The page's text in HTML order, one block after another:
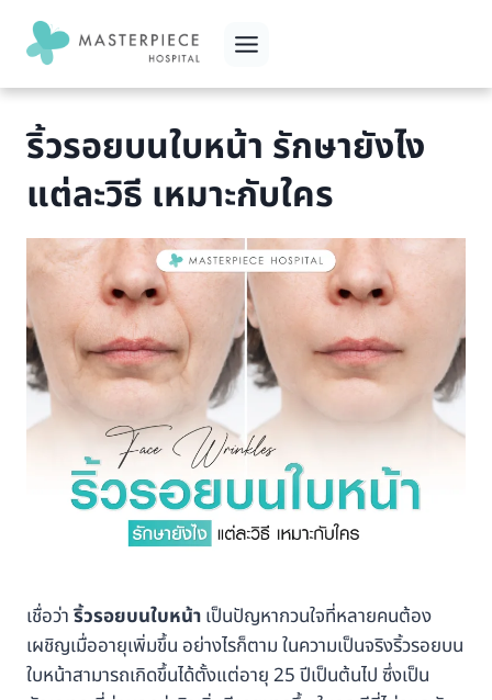
content
ริ้วรอยบนใบหน้า รักษายังไง
แต่ละวิธี เหมาะกับใคร
เชื่อว่าริ้วรอยบนใบหน้าเป็นปัญหากวนใจที่หลายคนต้อง
เผชิญเมื่ออายุเพิ่มขึ้น อย่างไรก็ตาม ในความเป็นจริงริ้วรอยบน
ใบหน้าสามารถเกิดขึ้นได้ตั้งแต่อายุ 25 ปีเป็นต้นไป ซึ่งเป็น